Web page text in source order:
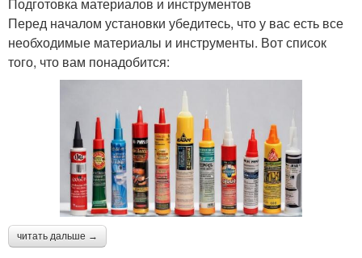
Перед началом установки убедитесь, что у вас есть все
необходимые материалы и инструменты. Вот список
того, что вам понадобится:
читать дальше →